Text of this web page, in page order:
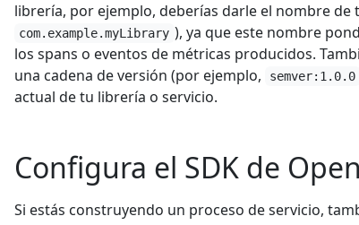
librería, por ejemplo, deberías darle el nombre de
com.example.myLibrary ), ya que este nombre
los spans o eventos de métricas producidos.
una cadena de versión (por ejemplo,
semver:1.0.0
actual de tu librería o servicio.
Configura el SDK de
Si estás construyendo un proceso de servicio,